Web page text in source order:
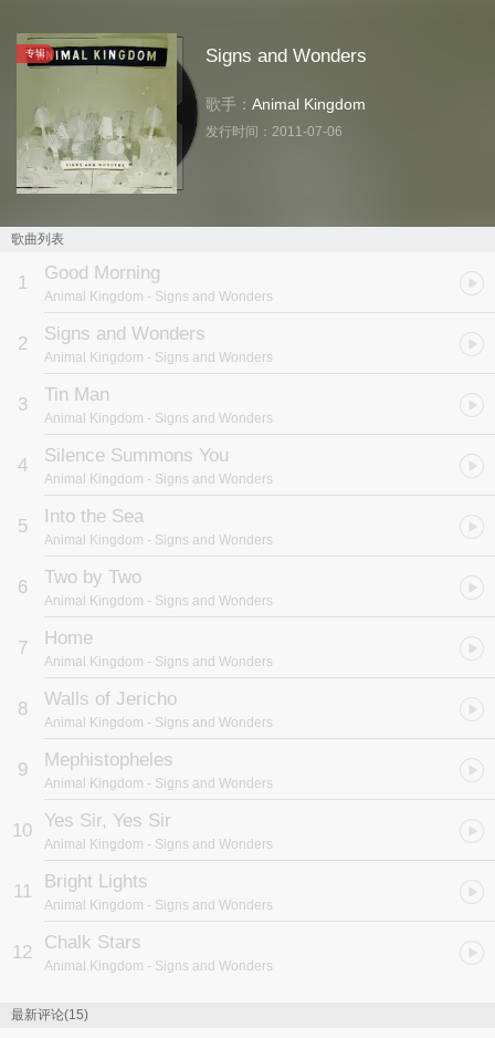
专辑 Signs and Wonders
歌手： Animal Kingdom
发行时间： 2011-07-06
歌曲列表
1 Good Morning
Animal Kingdom - Signs and Wonders
2 Signs and Wonders
Animal Kingdom - Signs and Wonders
3 Tin Man
Animal Kingdom - Signs and Wonders
4 Silence Summons You
Animal Kingdom - Signs and Wonders
5 Into the Sea
Animal Kingdom - Signs and Wonders
6 Two by Two
Animal Kingdom - Signs and Wonders
7 Home
Animal Kingdom - Signs and Wonders
8 Walls of Jericho
Animal Kingdom - Signs and Wonders
9 Mephistopheles
Animal Kingdom - Signs and Wonders
10 Yes Sir, Yes Sir
Animal Kingdom - Signs and Wonders
11 Bright Lights
Animal Kingdom - Signs and Wonders
12 Chalk Stars
Animal Kingdom - Signs and Wonders
最新评论(15)